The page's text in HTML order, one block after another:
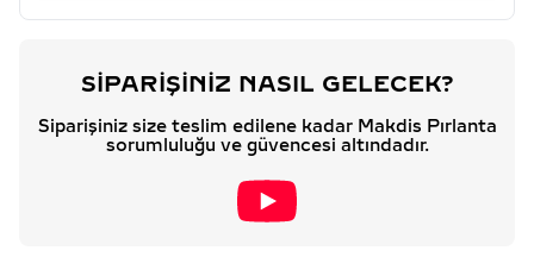
SIPARIŞINIZ NASIL GELECEK?
Siparişiniz size teslim edilene kadar Makdis Pırlanta
sorumluluğu ve güvencesi altındadır.